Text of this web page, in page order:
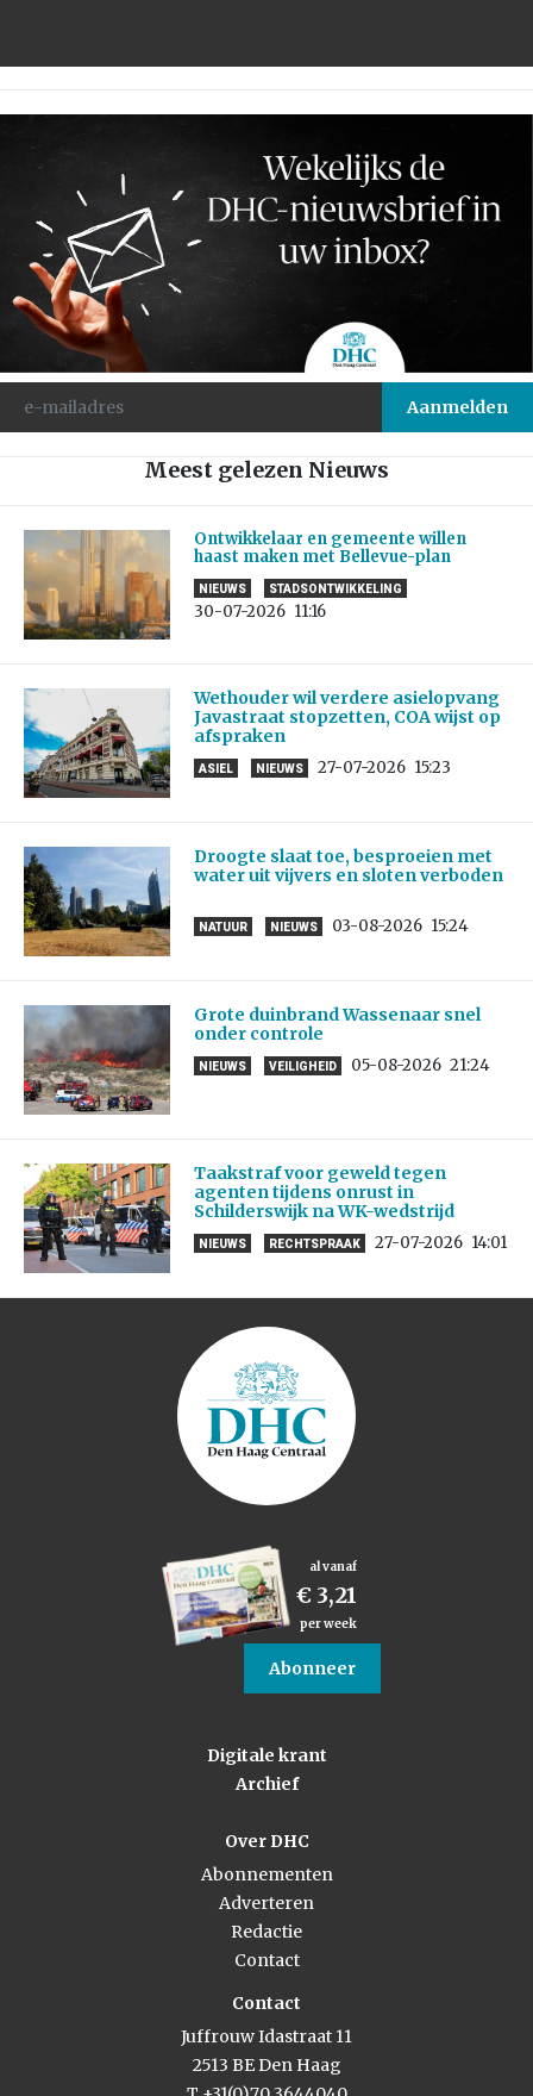
Meest gelezen Nieuws
Ontwikkelaar en gemeente willen
haast maken met Bellevue-plan
NIEUWS STADSONTWIKKELING
30-07-2026 11:16
Wethouder wil verdere asielopvang
Javastraat stopzetten, COA wijst op
afspraken
ASIEL NIEUWS 27-07-2026 15:23
Droogte slaat toe, besproeien met
water uit vijvers en sloten verboden
NATUUR NIEUWS 03-08-2026 15:24
Grote duinbrand Wassenaar snel
onder controle
NIEUWS VEILIGHEID 05-08-2026 21:24
Taakstraf voor geweld tegen
agenten tijdens onrust in
Schilderswijk na WK-wedstrijd
NIEUWS RECHTSPRAAK 27-07-2026 14:01
al vanaf
€ 3,21
per week
Abonneer
Digitale krant
Archief
Over DHC
Abonnementen
Adverteren
Redactie
Contact
Contact
Juffrouw Idastraat 11
2513 BE Den Haag